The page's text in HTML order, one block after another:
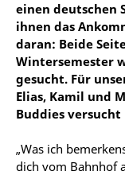
einen deutschen
ihnen das
daran: Beide
Wintersemester
gesucht. Für
Elias, Kamil und
Buddies versucht
„Was ich
dich vom Bahnhof